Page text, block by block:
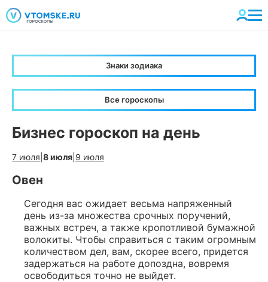
Знаки зодиака
Бизнес гороскоп на день
7 июля 8 июля 9 июля
Овен
Сегодня вас ожидает весьма напряженный
день из-за множества срочных поручений,
важных встреч, а также кропотливой бумажной
волокиты. Чтобы справиться с таким огромным
количеством дел, вам, скорее всего, придется
задержаться на работе допоздна, вовремя
освободиться точно не выйдет.
Все гороскопы